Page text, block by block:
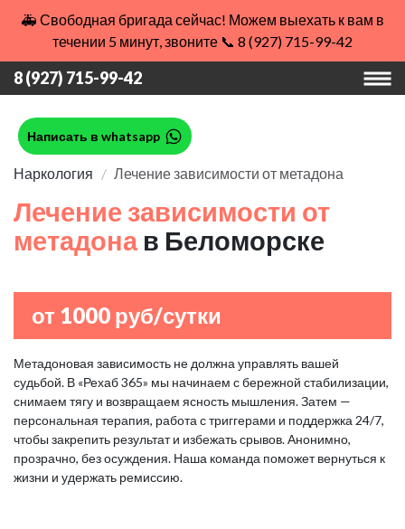
🚑 Свободная бригада сейчас! Можем выехать к вам в
течении 5 минут, звоните 📞 8 (927) 715-99-42
8 (927) 715-99-42
Написать в whatsapp
Наркология Лечение зависимости от метадона
Лечение зависимости от
метадона в Беломорске
от 1000 руб/сутки
Метадоновая зависимость не должна управлять вашей
судьбой. В «Рехаб 365» мы начинаем с бережной стабилизации,
снимаем тягу и возвращаем ясность мышления. Затем —
персональная терапия, работа с триггерами и поддержка 24/7,
чтобы закрепить результат и избежать срывов. Анонимно,
прозрачно, без осуждения. Наша команда поможет вернуться к
жизни и удержать ремиссию.